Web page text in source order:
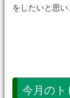
をしたいと思い
今月のト